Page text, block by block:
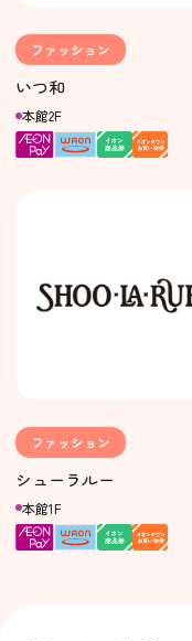
ファッション
いつ和
本館2F
ファッション
シューラルー
本館1F